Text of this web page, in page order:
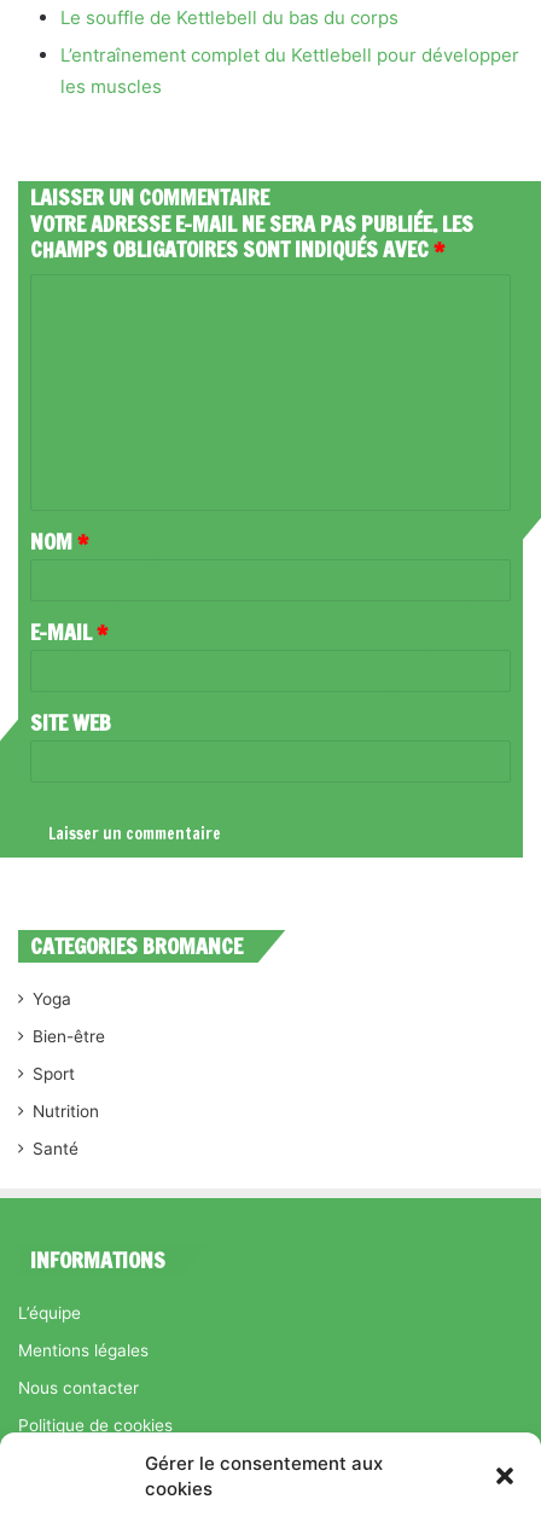
Gérer le consentement aux
cookies
Le souffle de Kettlebell du bas du corps
L’entraînement complet du Kettlebell pour développer
les muscles
LAISSER UN COMMENTAIRE
VOTRE ADRESSE E-MAIL NE SERA PAS PUBLIÉE.LES
CHAMPS OBLIGATOIRES SONT INDIQUÉS AVEC*
A
R
NOM*
E-MAIL*
SITE WEB
CATEGORIES BROMANCE
Yoga
Bien-être
Sport
Nutrition
Santé
INFORMATIONS
L’équipe
Mentions légales
Nous contacter
Politique de cookies
Régime Savoir Maigrir.fr : La méthode Jean-Michel Cohen pour
une perte de poids durable